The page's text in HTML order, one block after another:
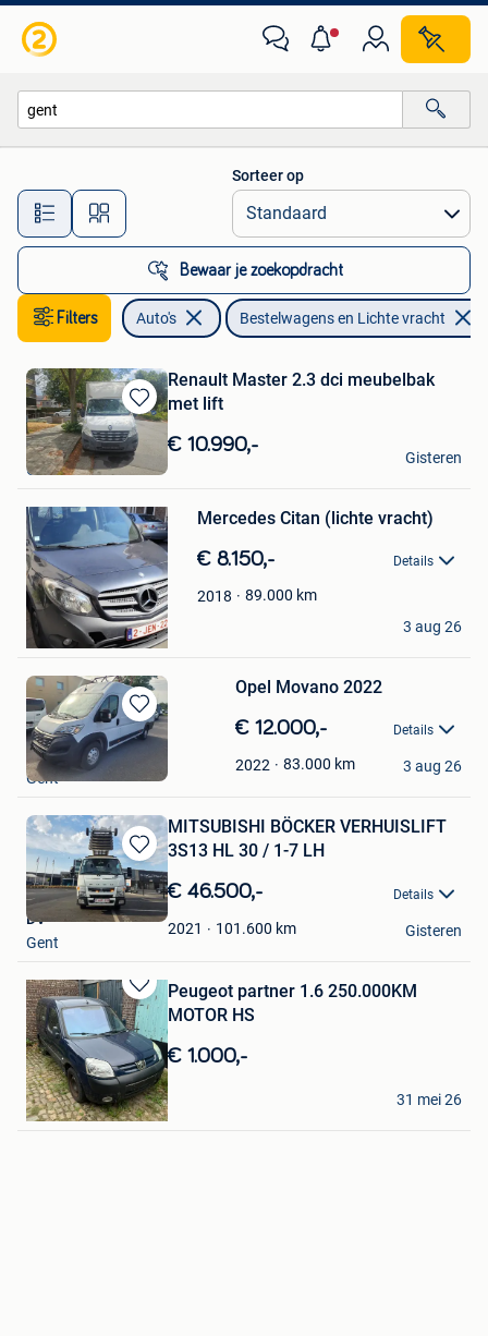
Alle afstanden…
Sorteer op
Bewaar je zoekopdracht
Filters Auto's Bestelwagens en Lichte vracht
Bewaren
in
Mijn
Favorieten
Renault Master 2.3 dci meubelbak
met lift
€ 10.990,-
autodks
Gent
Gisteren
Bewaren
Mijn
Favorieten
Mercedes Citan (lichte vracht)
€ 8.150,- Details
2018 89.000 km
Ali
Gent
3 aug 26
Bewaren
in
Favorieten
Opel Movano 2022
€ 12.000,- Details
2022 83.000 km
pascal
Gent
3 aug 26
Bewaren
in
Mijn
Favorieten
MITSUBISHI BÖCKER VERHUISLIFT
3S13 HL 30 / 1-7 LH
€ 46.500,- Details
2021 101.600 km
DV
Gent
Gisteren
Bewaren
in
Mijn
Favorieten
Peugeot partner 1.6 250.000KM
MOTOR HS
€ 1.000,-
Gent Gent
Sint-Amandsberg
31 mei 26